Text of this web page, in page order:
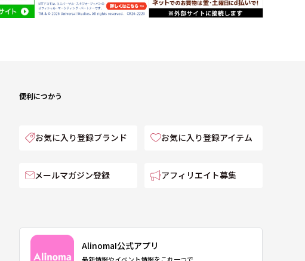
便利につかう
お気に入り登録ブランド お気に入り登録アイテム
メールマガジン登録 アフィリエイト募集
AlinomaI公式アプリ
最新情報やイベント情報をこれ一つで